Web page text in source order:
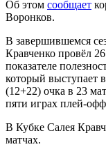
Об этом сообщает
Воронков.
В завершившемся
Кравченко провёл
показателе
который выступает
(12+22) очка в 23
пяти играх плей-
В Кубке Салея
матчах.